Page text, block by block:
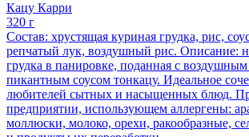
Кацу Карри
320 г
Состав: хрустящая куриная грудка, рис,
репчатый лук, воздушный рис. Описание:
грудка в панировке, поданная с
пикантным соусом тонкацу. Идеальное
любителей сытных и насыщенных блюд.
предприятии, использующем аллергены:
моллюски, молоко, орехи, ракообразные,